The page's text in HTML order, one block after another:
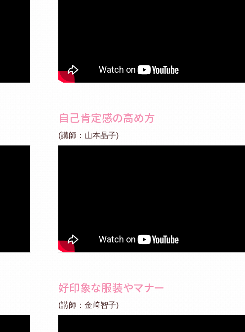
自己肯定感の高め方
(講師：山本晶子)
好印象な服装やマナー
(講師：金﨑智子)